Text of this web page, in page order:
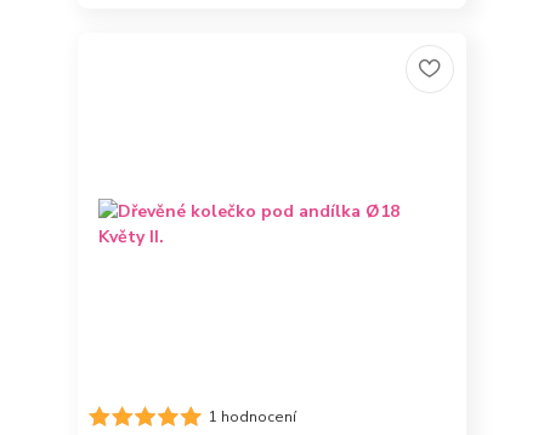
1 hodnocení